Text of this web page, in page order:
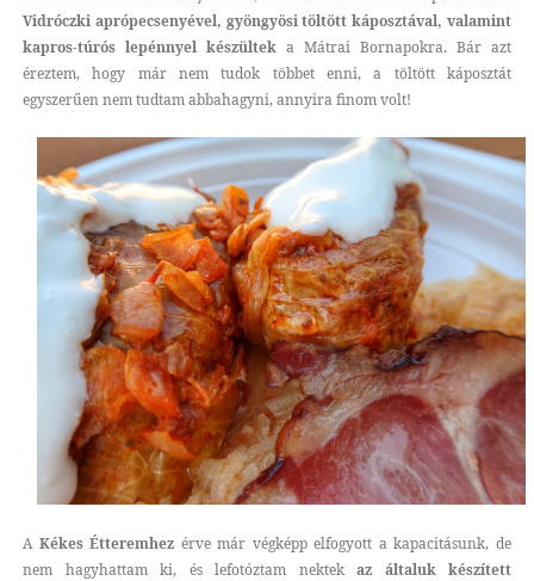
Vidróczki aprópecsenyével, gyöngyösi töltött káposztával, valamint
kapros-túrós lepénnyel készültek a Mátrai Bornapokra. Bár azt
éreztem, hogy már nem tudok többet enni, a töltött káposztát
egyszerűen nem tudtam abbahagyni, annyira finom volt!
A Kékes Étteremhez érve már végképp elfogyott a kapacitásunk, de
nem hagyhattam ki, és lefotóztam nektek az általuk készített